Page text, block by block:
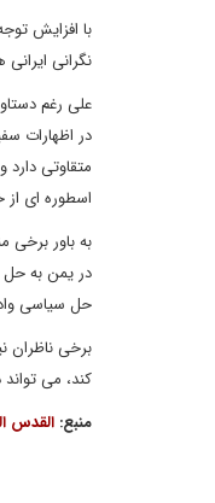
با افزایش
نگرانی
علی رغم
متقاوتی
اسطوره ای
به باور
در یمن به حل
حل سیاسی
برخی ناظران
کند، می
منبع: القدس